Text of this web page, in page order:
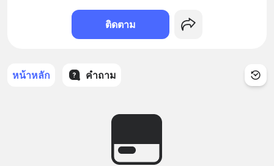
ติดตาม
หน้าหลัก คำถาม